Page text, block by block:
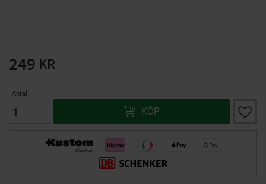
249 KR
Antal
KÖP Lägg